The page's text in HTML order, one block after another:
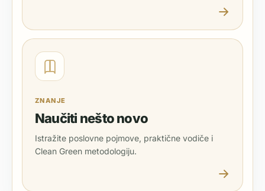
ZNANJE
Naučiti nešto novo
Istražite poslovne pojmove, praktične vodiče i
Clean Green metodologiju.